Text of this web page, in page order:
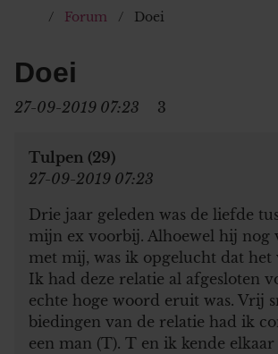
Forum Doei
Doei
27-09-2019 07:23 3
Tulpen (29)
27-09-2019 07:23
Drie jaar geleden was de liefde
mijn ex voorbij. Alhoewel hij nog
met mij, was ik opgelucht dat het
Ik had deze relatie al afgesloten
echte hoge woord eruit was. Vrij
biedingen van de relatie had ik
een man (T). T en ik kende